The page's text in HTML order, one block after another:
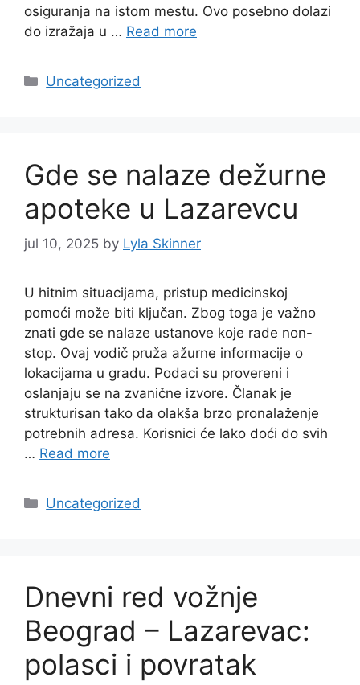
osiguranja na istom mestu. Ovo posebno dolazi
do izražaja u … Read more
Categories
Uncategorized
Gde se nalaze dežurne
apoteke u Lazarevcu
jul 10, 2025 by Lyla Skinner
U hitnim situacijama, pristup medicinskoj
pomoći može biti ključan. Zbog toga je važno
znati gde se nalaze ustanove koje rade non-
stop. Ovaj vodič pruža ažurne informacije o
lokacijama u gradu. Podaci su provereni i
oslanjaju se na zvanične izvore. Članak je
strukturisan tako da olakša brzo pronalaženje
potrebnih adresa. Korisnici će lako doći do svih
… Read more
Categories
Uncategorized
Dnevni red vožnje
Beograd – Lazarevac:
polasci i povratak